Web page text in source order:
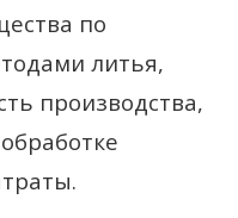
по
литья,
производства,